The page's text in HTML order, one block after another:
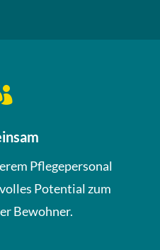
Pflegepersonal
Potential zum
Bewohner.